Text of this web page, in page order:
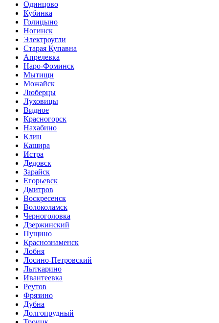
Одинцово
Кубинка
Голицыно
Ногинск
Электроугли
Старая Купавна
Апрелевка
Наро-Фоминск
Мытищи
Можайск
Люберцы
Луховицы
Видное
Красногорск
Нахабино
Клин
Кашира
Истра
Дедовск
Зарайск
Егорьевск
Дмитров
Воскресенск
Волоколамск
Черноголовка
Дзержинский
Пущино
Краснознаменск
Лобня
Лосино-Петровский
Лыткарино
Ивантеевка
Реутов
Фрязино
Дубна
Долгопрудный